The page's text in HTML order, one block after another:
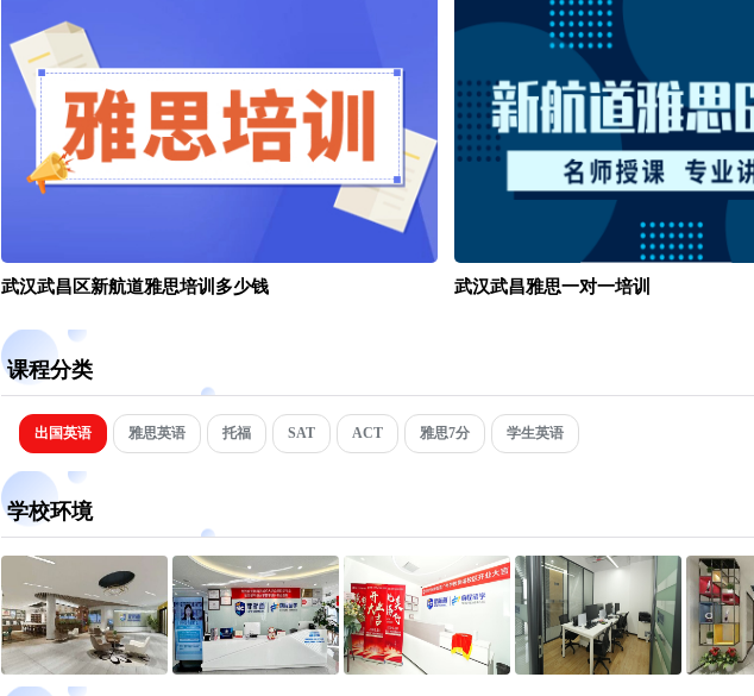
武汉武昌区新航道雅思培训多少钱 武汉武昌雅思一对一培训
课程分类
出国英语 雅思英语 托福 SAT ACT 雅思7分 学生英语
学校环境